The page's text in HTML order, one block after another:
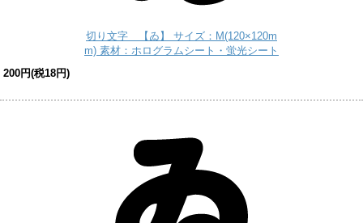
切り文字 【ゐ】 サイズ：M(120×120m
m) 素材：ホログラムシート・蛍光シート
200円(税18円)